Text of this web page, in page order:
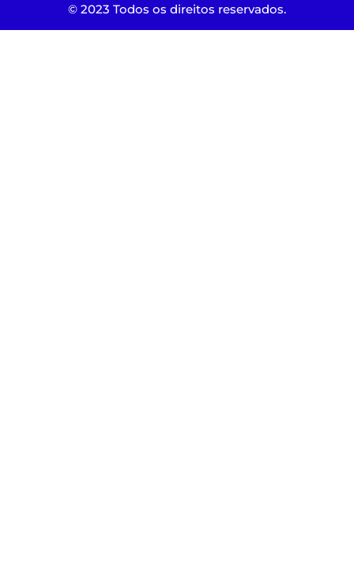
© 2023 Todos os direitos reservados.